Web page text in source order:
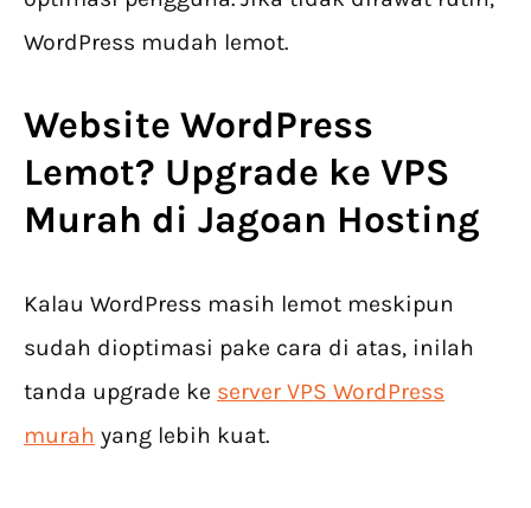
WordPress mudah lemot.
Website WordPress
Lemot? Upgrade ke VPS
Murah di Jagoan Hosting
Kalau WordPress masih lemot meskipun
sudah dioptimasi pake cara di atas, inilah
tanda upgrade ke server VPS WordPress
murah yang lebih kuat.